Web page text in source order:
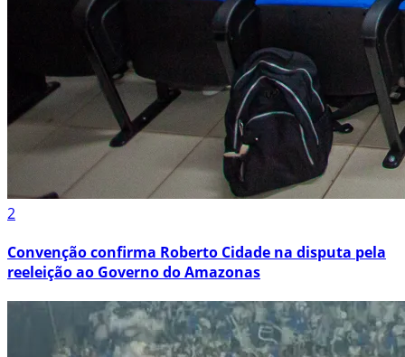
2
Convenção confirma Roberto Cidade na disputa pela
reeleição ao Governo do Amazonas